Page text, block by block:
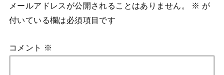
メールアドレスが公開されることはありません。 ※ が
付いている欄は必須項目です
コメント ※